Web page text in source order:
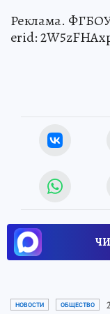
Реклама.
erid:
НОВОСТИ ОБЩЕСТВО